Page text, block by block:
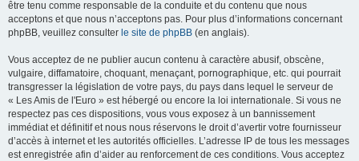
être tenu comme responsable de la conduite et du contenu que nous
acceptons et que nous n’acceptons pas. Pour plus d’informations concernant
phpBB, veuillez consulter le site de phpBB (en anglais).
Vous acceptez de ne publier aucun contenu à caractère abusif, obscène,
vulgaire, diffamatoire, choquant, menaçant, pornographique, etc. qui pourrait
transgresser la législation de votre pays, du pays dans lequel le serveur de
« Les Amis de l'Euro » est hébergé ou encore la loi internationale. Si vous ne
respectez pas ces dispositions, vous vous exposez à un bannissement
immédiat et définitif et nous nous réservons le droit d’avertir votre fournisseur
d’accès à internet et les autorités officielles. L’adresse IP de tous les messages
est enregistrée afin d’aider au renforcement de ces conditions. Vous acceptez